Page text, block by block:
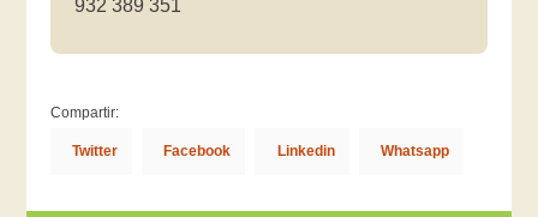
932 389 351
Compartir:
Twitter Facebook Linkedin Whatsapp